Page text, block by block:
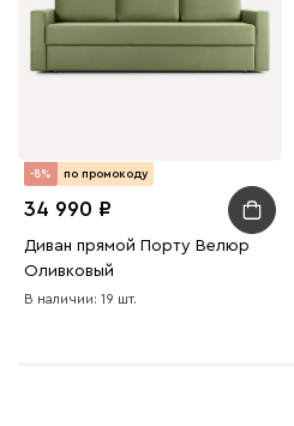
-8% по промокоду
34 990
Диван прямой Порту Велюр
Оливковый
В наличии: 19 шт.